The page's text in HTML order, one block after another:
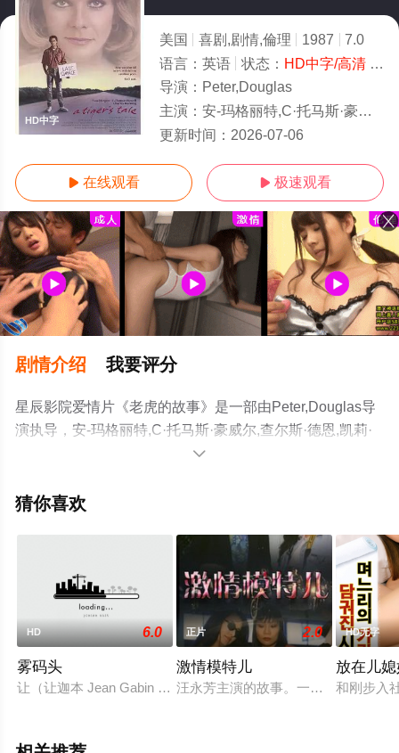
HD中字
美国 喜剧,剧情,倫理 1987
7.0
语言： 英语 状态： HD中字/高清- 免费在线观看
导演： Peter,Douglas
主演： 安-玛格丽特,C·托马斯·豪威尔,查尔斯·德恩,凯莉·普雷斯顿,安·韦奇沃斯,威廉.泽布卡,蒂姆·汤默逊,史
更新时间： 2026-07-06
 在线观看  极速观看
剧情介绍 我要评分
星辰影院爱情片《老虎的故事》是一部由Peter,Douglas导
演执导，安-玛格丽特,C·托马斯·豪威尔,查尔斯·德恩,凯莉·
普雷斯顿,安·韦奇沃斯,威廉.泽布卡,蒂姆·汤默逊,史提芬·康
精彩演绎的美国电影，手机免费观看高清无删减完整版电
影、电视猫或剧情网等平台了解。

猜你喜欢
HD 6.0
雾码头
让（让迦本 Jean Gabin 饰）在二次世界大战后成为了一个落魄
正片 2.0
激情模特儿
汪永芳主演的故事。一个魔教团伙专
HD无字
放在儿
和刚步入